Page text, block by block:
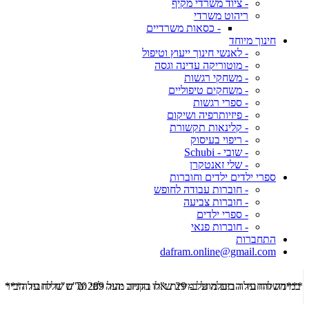
- ציוד משרדי מקיף
ריהוט משרדי
- כסאות משרדיים
חינוך מיוחד
- לאנשי חינוך ייעוץ וטיפול
- מוטוריקה עדינה וגסה
- משחקי רגשות
- משחקים טיפוליים
- ספרי רגשות
- פיזיותרפיה ושיקום
- קלינאות תקשורת
- ריפוי בעיסוק
- שובי - Schubi
- שלי זאנטקרן
ספרי ילדים ילדים וחוברות
- חוברות עבודה לחופש
- חוברות צביעה
- ספרי ילדים
- חוברות פנאי
התחברות
dafram.online@gmail.com
***משלוח עד הבית מוזל ב- 29 ש"ח בקניה מעל 289 ש"ח שליח עד הבית ***